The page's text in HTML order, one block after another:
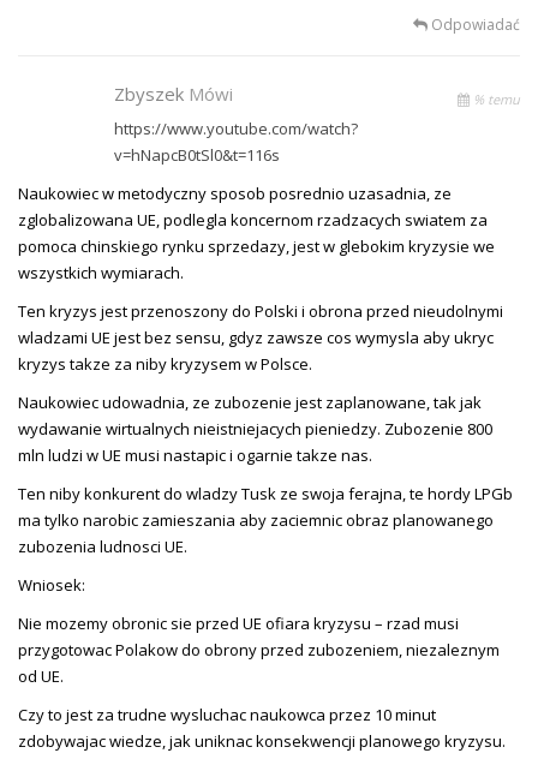
Odpowiadać
Zbyszek Mówi % temu
https://www.youtube.com/watch?
v=hNapcB0tSl0&t=116s
Naukowiec w metodyczny sposob posrednio uzasadnia, ze
zglobalizowana UE, podlegla koncernom rzadzacych swiatem za
pomoca chinskiego rynku sprzedazy, jest w glebokim kryzysie we
wszystkich wymiarach.
Ten kryzys jest przenoszony do Polski i obrona przed nieudolnymi
wladzami UE jest bez sensu, gdyz zawsze cos wymysla aby ukryc
kryzys takze za niby kryzysem w Polsce.
Naukowiec udowadnia, ze zubozenie jest zaplanowane, tak jak
wydawanie wirtualnych nieistniejacych pieniedzy. Zubozenie 800
mln ludzi w UE musi nastapic i ogarnie takze nas.
Ten niby konkurent do wladzy Tusk ze swoja ferajna, te hordy LPGb
ma tylko narobic zamieszania aby zaciemnic obraz planowanego
zubozenia ludnosci UE.
Wniosek:
Nie mozemy obronic sie przed UE ofiara kryzysu – rzad musi
przygotowac Polakow do obrony przed zubozeniem, niezaleznym
od UE.
Czy to jest za trudne wysluchac naukowca przez 10 minut
zdobywajac wiedze, jak uniknac konsekwencji planowego kryzysu.